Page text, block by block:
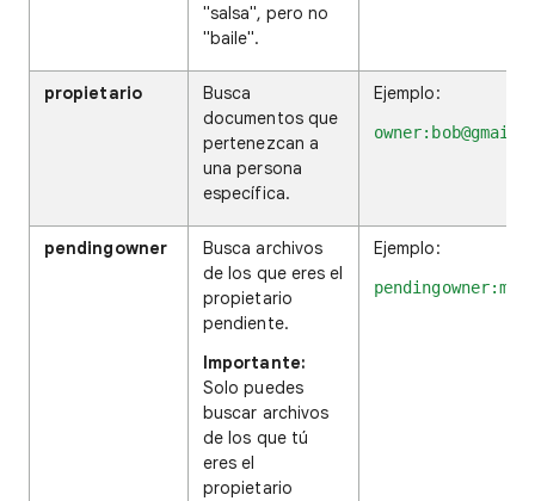
"salsa", pero no
"baile".
propietario
Busca
documentos que
pertenezcan a
una persona
específica.
Ejemplo:
pendingowner
Busca archivos
de los que eres el
propietario
pendiente.
Importante:
Solo puedes
buscar archivos
de los que tú
eres el
propietario
Ejemplo:
pendingowner:me